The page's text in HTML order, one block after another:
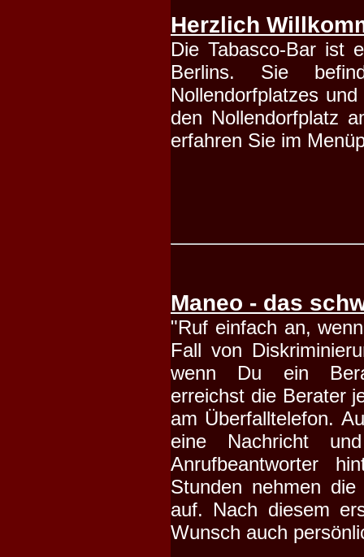
Herzlich
Die Tabasco-Bar ist
Berlins. Sie
Nollendorfplatzes
den Nollendorfplatz
erfahren Sie im
Maneo - das
"Ruf einfach an,
Fall von
wenn Du ein
erreichst die Berater
am Überfalltelefon.
eine Nachricht
Anrufbeantworter
Stunden nehmen
auf. Nach diesem
Wunsch auch